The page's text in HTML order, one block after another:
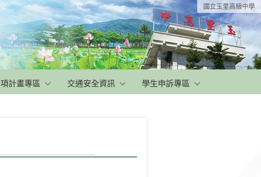
國立玉里高級中學
計畫專區 交通安全資訊 學生申訴專區